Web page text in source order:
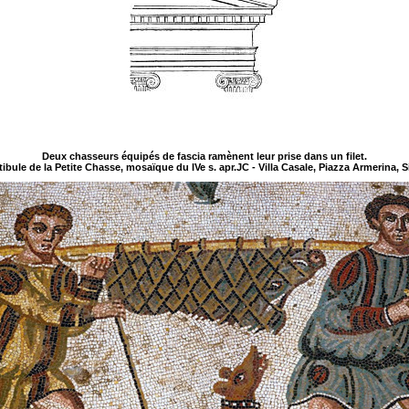
Deux chasseurs équipés de fascia ramènent leur prise dans un filet.
de la Petite Chasse, mosaïque du IVe s. apr.JC - Villa Casale, Piazza Armerina,